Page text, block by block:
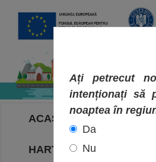
ACASA
HARTA OBIECTIVELOR
Ați petrecut
intenționați să
noaptea în
Da
Nu